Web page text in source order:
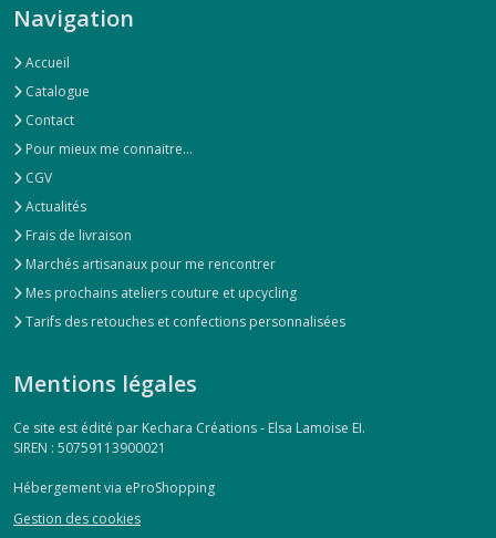
Navigation
Accueil
Catalogue
Contact
Pour mieux me connaitre...
CGV
Actualités
Frais de livraison
Marchés artisanaux pour me rencontrer
Mes prochains ateliers couture et upcycling
Tarifs des retouches et confections personnalisées
Mentions légales
Ce site est édité par Kechara Créations - Elsa Lamoise EI.
SIREN : 50759113900021
Hébergement via eProShopping
Gestion des cookies